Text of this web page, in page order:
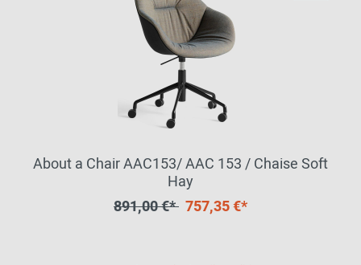
About a Chair AAC153/ AAC 153 / Chaise Soft
Hay
891,00 €* 757,35 €*